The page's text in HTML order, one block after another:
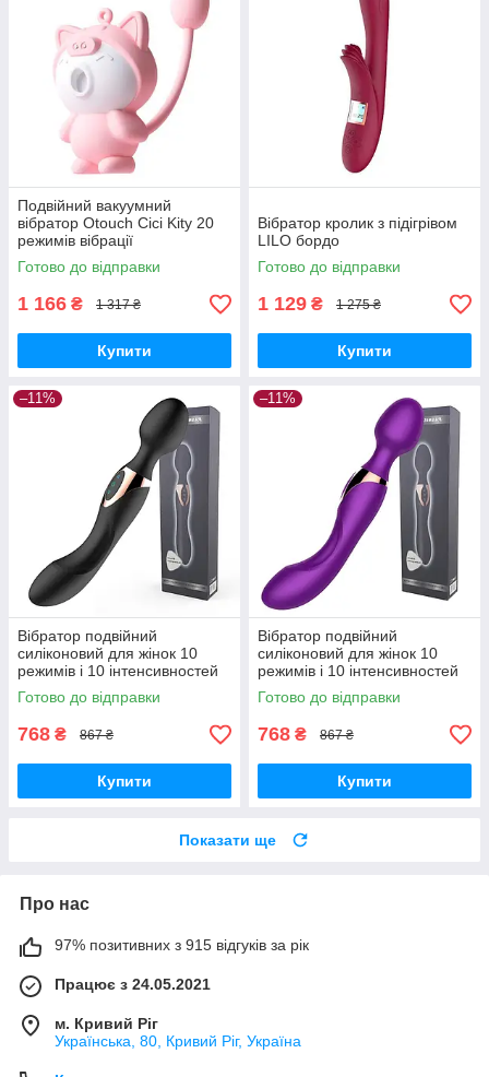
Подвійний вакуумний
вібратор Otouch Cici Kity 20
режимів вібрації
Готово до відправки
1 166 ₴ 1 317 ₴
Купити
Вібратор кролик з підігрівом
LILO бордо
Готово до відправки
1 129 ₴ 1 275 ₴
Купити
–11%
Вібратор подвійний
силіконовий для жінок 10
режимів і 10 інтенсивностей
вібрації 22 см Чорний
Готово до відправки
768 ₴ 867 ₴
Купити
–11%
Вібратор подвійний
силіконовий для жінок 10
режимів і 10 інтенсивностей
вібрації 22 см Фіолетовий
Готово до відправки
768 ₴ 867 ₴
Купити
Показати ще
Про нас
97% позитивних з 915 відгуків за рік
Працює з 24.05.2021
м. Кривий Ріг
Українська, 80, Кривий Ріг, Україна